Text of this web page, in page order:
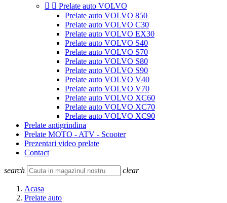
  Prelate auto VOLVO
Prelate auto VOLVO 850
Prelate auto VOLVO C30
Prelate auto VOLVO EX30
Prelate auto VOLVO S40
Prelate auto VOLVO S70
Prelate auto VOLVO S80
Prelate auto VOLVO S90
Prelate auto VOLVO V40
Prelate auto VOLVO V70
Prelate auto VOLVO XC60
Prelate auto VOLVO XC70
Prelate auto VOLVO XC90
Prelate antigrindina
Prelate MOTO - ATV - Scooter
Prezentari video prelate
Contact
search clear
Acasa
Prelate auto